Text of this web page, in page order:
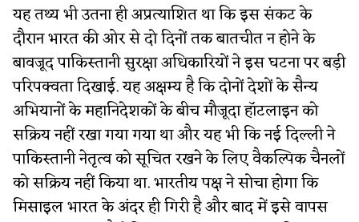
यह तथ्य भी उतना ही अप्रत्याशित था कि इस संकट के
दौरान भारत की ओर से दो दिनों तक बातचीत न होने के
बावजूद पाकिस्तानी सुरक्षा अधिकारियों ने इस घटना पर बड़ी
परिपक्वता दिखाई. यह अक्षम्य है कि दोनों देशों के सैन्य
अभियानों के महानिदेशकों के बीच मौजूदा हॉटलाइन को
सक्रिय नहीं रखा गया गया था और यह भी कि नई दिल्ली ने
पाकिस्तानी नेतृत्व को सूचित रखने के लिए वैकल्पिक चैनलों
को सक्रिय नहीं किया था. भारतीय पक्ष ने सोचा होगा कि
मिसाइल भारत के अंदर ही गिरी है और बाद में इसे वापस